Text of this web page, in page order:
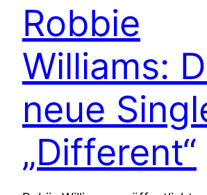
Robbie
Williams:
neue
„Different“